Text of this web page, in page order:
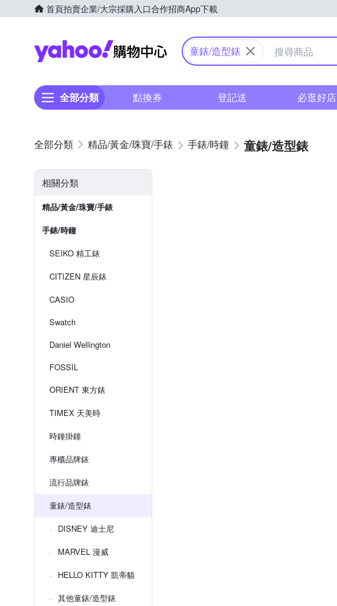
首頁拍賣企業/大宗採購入口合作招商App下載
Yahoo購物中心
童錶/造型錶
全部分類 點換券 登記送 必逛好店
精品/黃金/珠寶/手錶 手錶/時鐘 童錶/造型錶
相關分類
精品/黃金/珠寶/手錶
手錶/時鐘
SEIKO 精工錶
CITIZEN 星辰錶
CASIO
Swatch
Daniel Wellington
FOSSIL
ORIENT 東方錶
TIMEX 天美時
時鐘掛鐘
專櫃品牌錶
流行品牌錶
童錶/造型錶
DISNEY 迪士尼
MARVEL 漫威
HELLO KITTY 凱蒂貓
其他童錶/造型錶